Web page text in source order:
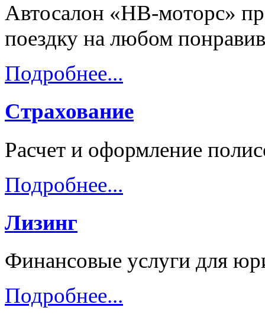
Автосалон «НВ-моторс»
поездку на любом
Подробнее...
Страхование
Расчет и оформление
Подробнее...
Лизинг
Финансовые услуги для
Подробнее...